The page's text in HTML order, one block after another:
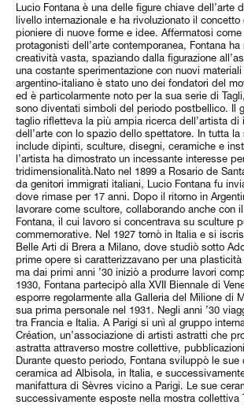
Lucio Fontana è una delle figure chiave dell’arte
livello internazionale e ha rivoluzionato il
pioniere di nuove forme e idee. Affermatosi
protagonisti dell’arte contemporanea, Fontana
creatività vasta, spaziando dalla figurazione
una costante sperimentazione con nuovi
argentino-italiano è stato uno dei fondatori del
ed è particolarmente noto per la sua serie di
sono diventati simboli del periodo postbellico. Il
taglio rifletteva la più ampia ricerca dell’artista di
dell’arte con lo spazio dello spettatore. In tutta la
include dipinti, sculture, disegni, ceramiche e
l’artista ha dimostrato un incessante interesse
tridimensionalità.Nato nel 1899 a Rosario de
da genitori immigrati italiani, Lucio Fontana fu
dove rimase per 17 anni. Dopo il ritorno in
lavorare come scultore, collaborando anche con
Fontana, il cui lavoro si concentrava su sculture
commemorative. Nel 1927 tornò in Italia e si
Belle Arti di Brera a Milano, dove studiò sotto
prime opere si caratterizzavano per una
ma dai primi anni ’30 iniziò a produrre lavori
1930, Fontana partecipò alla XVII Biennale di
esporre regolarmente alla Galleria del Milione di
sua prima personale nel 1931. Negli anni ’30
tra Francia e Italia. A Parigi si unì al gruppo
Création, un’associazione di artisti astratti che
astratta attraverso mostre collettive,
Durante questo periodo, Fontana sviluppò le sue
ceramica ad Albisola, in Italia, e
manifattura di Sèvres vicino a Parigi. Le sue
successivamente esposte nella mostra collettiva